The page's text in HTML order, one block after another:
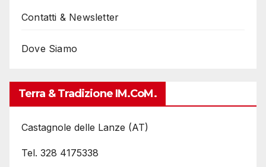
Contatti & Newsletter
Dove Siamo
Terra & Tradizione IM.coM.
Castagnole delle Lanze (AT)
Tel. 328 4175338